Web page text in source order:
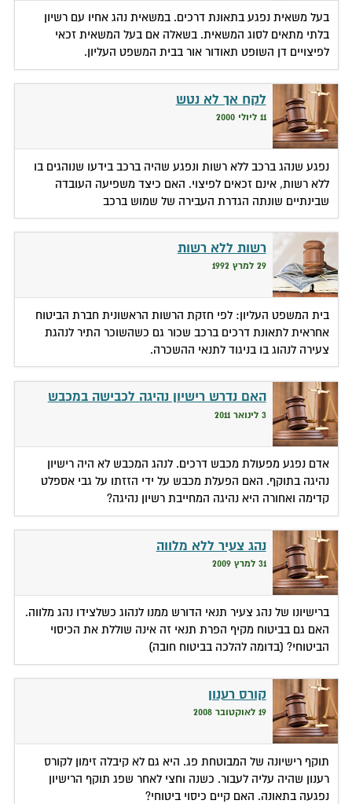
בעל משאית נפגע בתאונת דרכים. במשאית נהג אחיו עם רשיון
בלתי מתאים לסוג המשאית. בשאלה אם בעל המשאית זכאי
לפיצויים דן השופט תאודור אור בבית המשפט העליון.
לקח אך לא נטש
11 ליולי 2000
נפגע שנהג ברכב ללא רשות ונפגע שהיה ברכב בידעו שנוהגים בו
ללא רשות, אינם זכאים לפיצוי. האם כיצד משפיעה העובדה
שבינתיים שונתה הגדרת העבירה של שמוש ברכב
רשות ללא רשות
29 למרץ 1992
בית המשפט העליון: לפי חזקת הרשות הראשונית חברת הביטוח
אחראית לתאונת דרכים ברכב שכור גם כשהשוכר התיר לנהגת
צעירה לנהוג בו בניגוד לתנאי ההשכרה.
האם נדרש רישיון נהיגה לכבישה במכבש
3 לינואר 2011
אדם נפגע מפעולת מכבש דרכים. לנהג המכבש לא היה רישיון
נהיגה בתוקף. האם הפעלת מכבש על ידי הזזתו על גבי אספלט
קדימה ואחורה היא נהיגה המחייבת רשיון נהיגה?
נהג צעיר ללא מלווה
31 למרץ 2009
ברישיונו של נהג צעיר תנאי הדורש ממנו לנהוג כשלצידו נהג מלווה.
האם גם בביטוח מקיף הפרת תנאי זה אינה שוללת את הכיסוי
הביטוחי? (בדומה להלכה בביטוח חובה)
קורס רענון
19 לאוקטובר 2008
תוקף רישיונה של המבוטחת פג. היא גם לא קיבלה זימון לקורס
רענון שהיה עליה לעבור. כשנה וחצי לאחר שפג תוקף הרישיון
נפגעה בתאונה. האם קיים כיסוי ביטוחי?